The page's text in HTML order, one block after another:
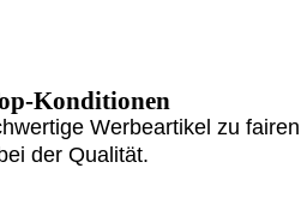
Konditionen
Werbeartikel zu
der Qualität.